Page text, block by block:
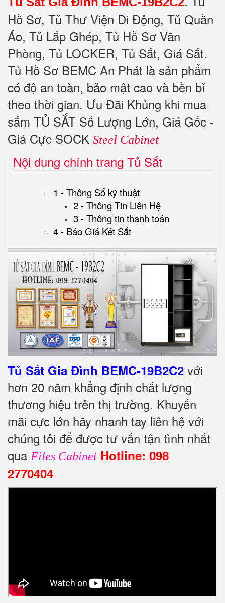
Hồ Sơ, Tủ Thư Viện Di Động, Tủ Quần
Áo, Tủ Lắp Ghép, Tủ Hồ Sơ Văn
Phòng, Tủ LOCKER, Tủ Sắt, Giá Sắt.
Tủ Hồ Sơ BEMC An Phát là sản phẩm
có độ an toàn, bảo mật cao và bền bỉ
theo thời gian. Ưu Đãi Khủng khi mua
sắm TỦ SẮT Số Lượng Lớn, Giá Gốc -
Giá Cực SOCK Steel Cabinet
Nội dung chính trang Tủ Sắt
1 - Thông Số kỹ thuật
2 - Thông Tin Liên Hệ
3 - Thông tin thanh toán
4 - Báo Giá Két Sắt
Tủ Sắt Gia Đình BEMC-19B2C2 với
hơn 20 năm khẳng định chất lượng
thương hiệu trên thị trường. Khuyến
mãi cực lớn hãy nhanh tay liên hệ với
chúng tôi để được tư vấn tận tình nhất
qua Files Cabinet Hotline: 098
2770404